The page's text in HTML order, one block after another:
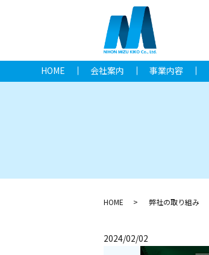
HOME 会社案内 事業内容
HOME 弊社の取り組み
2024/02/02